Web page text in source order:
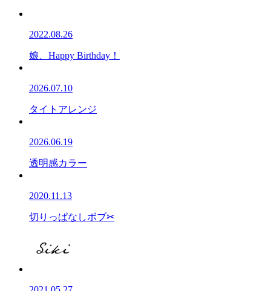
2022.08.26
娘、Happy Birthday！
2026.07.10
タイトアレンジ
2026.06.19
透明感カラー
2020.11.13
切りっぱなしボブ✂